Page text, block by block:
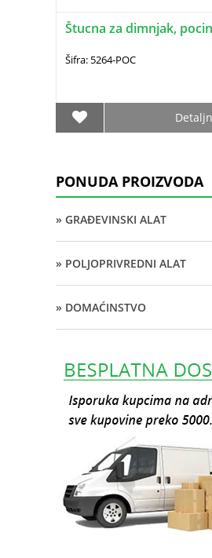
Štucna za dimnjak,
Šifra: 5264-POC
PONUDA PROIZVODA
» GRAĐEVINSKI ALAT
» POLJOPRIVREDNI ALAT
» DOMAĆINSTVO